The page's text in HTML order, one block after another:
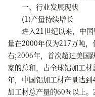
一、行业发展现状
(1)产量持续增长
进入21世纪以来，中国
量在2000年仅为217万吨
右;2006年，首次超过美国
家的总和，占全球铝加工
年，中国铝加工材产量达
加工材总产量的60%以上